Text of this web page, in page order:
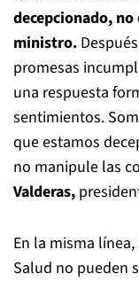
decepcionado, no
ministro.
promesas
una respuesta
sentimientos.
que estamos
no manipule las
Valderas,
En la misma
Salud no pueden